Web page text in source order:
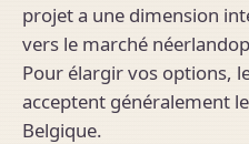
projet a une dimension
vers le marché
Pour élargir vos options,
acceptent généralement
Belgique.